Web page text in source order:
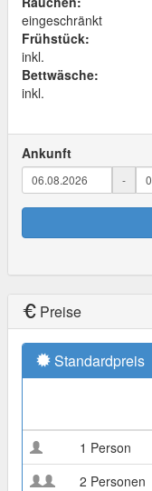
eingeschränkt
Frühstück:
inkl.
Bettwäsche:
inkl.
Ankunft
-
Preise
Standardpreis
1 Person
2 Personen